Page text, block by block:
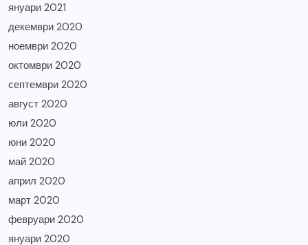
януари 2021
декември 2020
ноември 2020
октомври 2020
септември 2020
август 2020
юли 2020
юни 2020
май 2020
април 2020
март 2020
февруари 2020
януари 2020